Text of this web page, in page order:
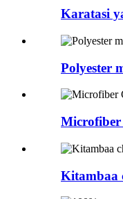
Karatasi
Polyester
Kitambaa